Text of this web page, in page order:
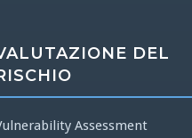
DEL
Assessment